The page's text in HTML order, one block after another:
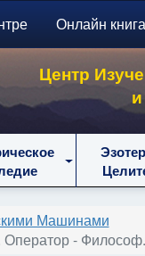
Онлайн книга
Центр
Машинами
-